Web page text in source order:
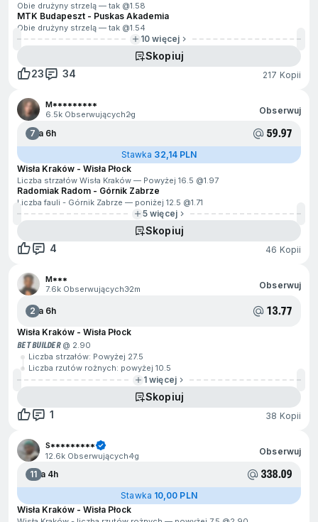
Obie drużyny strzelą — tak @1.58
MTK Budapeszt - Puskas Akademia
Obie drużyny strzelą — tak @1.54
10 więcej
Skopiuj
23
34 217 Kopii
M*********
6.5k Obserwujących2g Obserwuj
7Za 6h 59.97
Stawka 32,14 PLN
Wisła Kraków - Wisła Płock
Liczba strzałów Wisła Kraków — Powyżej 16.5 @1.97
Radomiak Radom - Górnik Zabrze
Liczba fauli - Górnik Zabrze — poniżej 12.5 @1.71
5 więcej
Skopiuj
4
46 Kopii
M***
7.6k Obserwujących32m Obserwuj
2Za 6h 13.77
Wisła Kraków - Wisła Płock
BET BUILDER@ 2.90
Liczba strzałów: Powyżej 27.5
Liczba rzutów rożnych: powyżej 10.5
1 więcej
Skopiuj
1
38 Kopii
S*********
12.6k Obserwujących4g Obserwuj
11Za 4h 338.09
Stawka 10,00 PLN
Wisła Kraków - Wisła Płock